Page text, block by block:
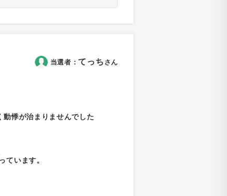
当選者：てっちさん
悸が治まりませんでした
ています。